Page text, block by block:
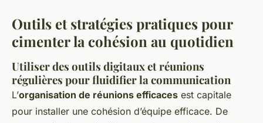
Outils et stratégies pratiques pour
cimenter la cohésion au quotidien
Utiliser des outils digitaux et réunions
régulières pour fluidifier la communication
L’organisation de réunions efficaces est capitale
pour installer une cohésion d’équipe efficace. De